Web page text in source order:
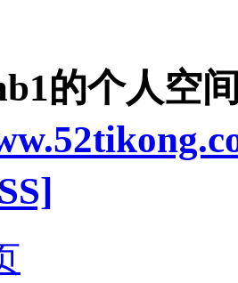
的个人空